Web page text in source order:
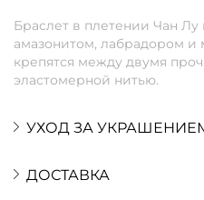
Браслет в плетении Чан Лу
амазонитом, лабрадором и
крепятся между двумя
эластомерной нитью.
УХОД ЗА
ДОСТАВКА